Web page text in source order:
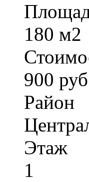
180 м2
900
Район
Этаж
1